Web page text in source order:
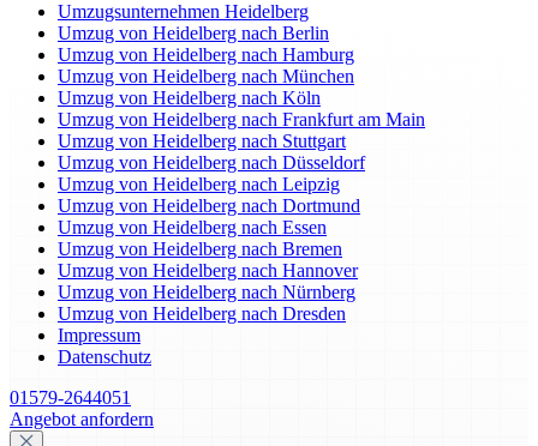
Umzugsunternehmen Heidelberg
Umzug von Heidelberg nach Berlin
Umzug von Heidelberg nach Hamburg
Umzug von Heidelberg nach München
Umzug von Heidelberg nach Köln
Umzug von Heidelberg nach Frankfurt am Main
Umzug von Heidelberg nach Stuttgart
Umzug von Heidelberg nach Düsseldorf
Umzug von Heidelberg nach Leipzig
Umzug von Heidelberg nach Dortmund
Umzug von Heidelberg nach Essen
Umzug von Heidelberg nach Bremen
Umzug von Heidelberg nach Hannover
Umzug von Heidelberg nach Nürnberg
Umzug von Heidelberg nach Dresden
Impressum
Datenschutz
01579-2644051
Angebot anfordern